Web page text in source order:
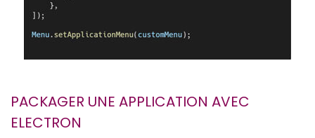
PACKAGER UNE APPLICATION AVEC
ELECTRON